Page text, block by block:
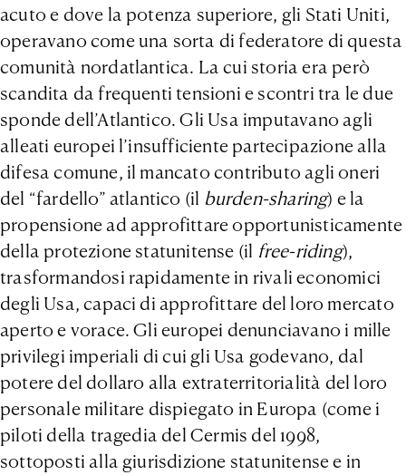
acuto e dove la potenza superiore, gli Stati Uniti,
operavano come una sorta di federatore di questa
comunità nordatlantica. La cui storia era però
scandita da frequenti tensioni e scontri tra le due
sponde dell’Atlantico. Gli Usa imputavano agli
alleati europei l’insufficiente partecipazione alla
difesa comune, il mancato contributo agli oneri
del “fardello” atlantico (il burden-sharing) e la
propensione ad approfittare opportunisticamente
della protezione statunitense (il free-riding),
trasformandosi rapidamente in rivali economici
degli Usa, capaci di approfittare del loro mercato
aperto e vorace. Gli europei denunciavano i mille
privilegi imperiali di cui gli Usa godevano, dal
potere del dollaro alla extraterritorialità del loro
personale militare dispiegato in Europa (come i
piloti della tragedia del Cermis del 1998,
sottoposti alla giurisdizione statunitense e in